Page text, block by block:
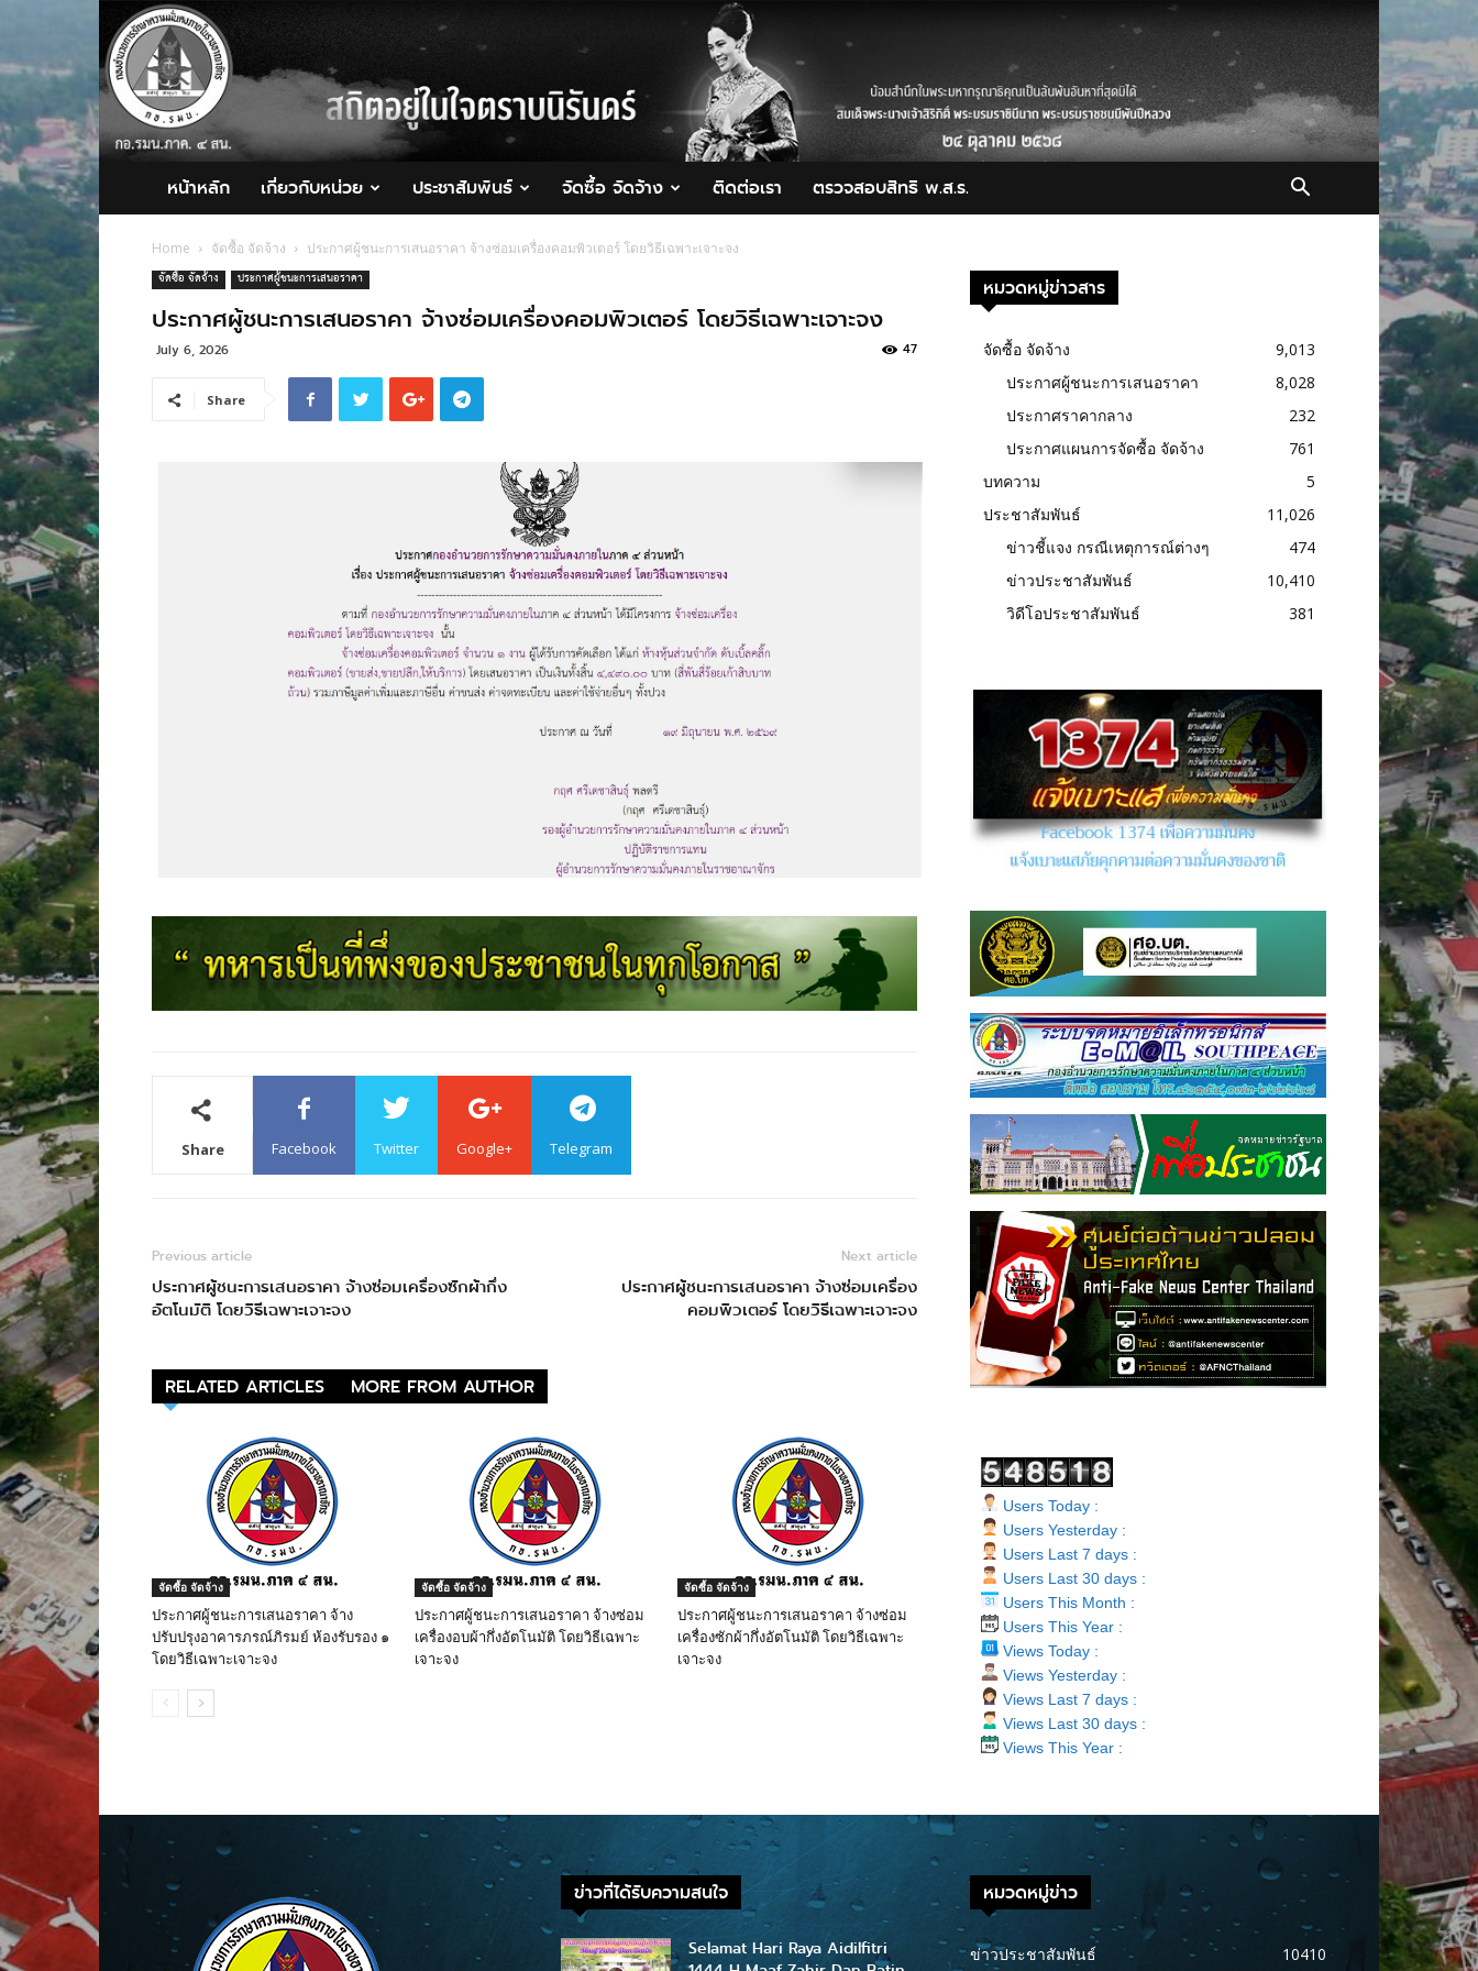
กอ.รมน.ภาค
4
สน.
หน้าหลัก เกี่ยวกับหน่วย ประชาสัมพันธ์ จัดซื้อ จัดจ้าง ติดต่อเรา ตรวจสอบสิทธิ พ.ส.ร.
Home จัดซื้อ จัดจ้าง ประกาศผู้ชนะการเสนอราคา จ้างซ่อมเครื่องคอมพิวเตอร์ โดยวิธีเฉพาะเจาะจง
จัดซื้อ จัดจ้าง ประกาศผู้ชนะการเสนอราคา
ประกาศผู้ชนะการเสนอราคา จ้างซ่อมเครื่องคอมพิวเตอร์ โดยวิธีเฉพาะเจาะจง
July 6, 2026 47
Share
Share Facebook Twitter Google+ Telegram
Previous article
ประกาศผู้ชนะการเสนอราคา จ้างซ่อมเครื่องซักผ้ากึ่ง
อัตโนมัติ โดยวิธีเฉพาะเจาะจง
Next article
ประกาศผู้ชนะการเสนอราคา จ้างซ่อมเครื่อง
คอมพิวเตอร์ โดยวิธีเฉพาะเจาะจง
RELATED ARTICLES MORE FROM AUTHOR
จัดซื้อ จัดจ้าง
ประกาศผู้ชนะการเสนอราคา จ้าง
ปรับปรุงอาคารภรณ์ภิรมย์ ห้องรับรอง ๑
โดยวิธีเฉพาะเจาะจง
จัดซื้อ จัดจ้าง
ประกาศผู้ชนะการเสนอราคา จ้างซ่อม
เครื่องอบผ้ากึ่งอัตโนมัติ โดยวิธีเฉพาะ
เจาะจง
จัดซื้อ จัดจ้าง
ประกาศผู้ชนะการเสนอราคา จ้างซ่อม
เครื่องซักผ้ากึ่งอัตโนมัติ โดยวิธีเฉพาะ
เจาะจง
หมวดหมู่ข่าวสาร
จัดซื้อ จัดจ้าง
9,013
ประกาศผู้ชนะการเสนอราคา
8,028
ประกาศราคากลาง
232
ประกาศแผนการจัดซื้อ จัดจ้าง
761
บทความ
5
ประชาสัมพันธ์
11,026
ข่าวชี้แจง กรณีเหตุการณ์ต่างๆ
474
ข่าวประชาสัมพันธ์
10,410
วิดีโอประชาสัมพันธ์
381
Users Today :
Users Yesterday :
Users Last 7 days :
Users Last 30 days :
Users This Month :
Users This Year :
Views Today :
Views Yesterday :
Views Last 7 days :
Views Last 30 days :
Views This Year :
ข่าวที่ได้รับความสนใจ
Selamat Hari Raya Aidilfitri
หมวดหมู่ข่าว
ข่าวประชาสัมพันธ์ 10410